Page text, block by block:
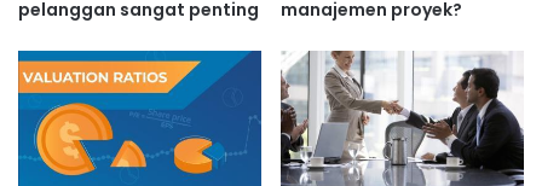
pelanggan sangat penting
manajemen proyek?